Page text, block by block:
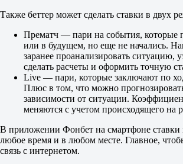
Женщины. Титульные бои. 10 раундов по 2
1
Шейла Яма
Джессика Мессина
8 августа в 10:00
Тотал
Б
М
Также беттер может сделать ставки в двух
Прематч — пари на события, которые
или в будущем, но еще не начались.
заранее проанализировать ситуацию,
сделать расчеты и оформить точную
Live — пари, которые заключают по
Плюс в том, что можно
зависимости от ситуации.
меняются с учетом происходящего на
В приложении Фонбет на смартфоне ставки
любое время и в любом месте. Главное,
связь с интернетом.